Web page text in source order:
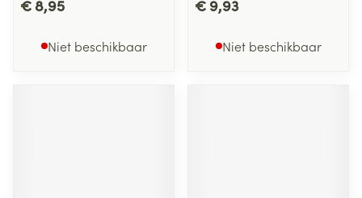
€ 8,95
Niet beschikbaar
€ 9,93
Niet beschikbaar